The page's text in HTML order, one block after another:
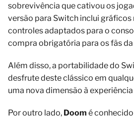
sobrevivência que cativou os
versão para Switch inclui gráficos
controles adaptados para o
compra obrigatória para os fãs da
Além disso, a portabilidade do
desfrute deste clássico em
uma nova dimensão à
Por outro lado, Doom é